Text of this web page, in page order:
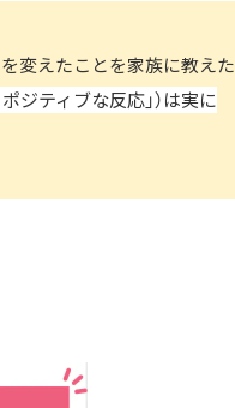
を変えたことを家族に教えた
ジティブな反応」）は実に